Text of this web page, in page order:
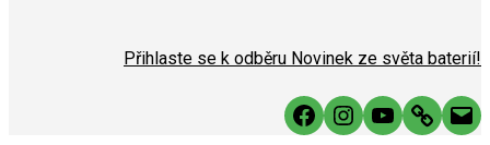
Přihlaste se k odběru Novinek ze světa baterií!
Facebook
Instagram
YouTube
Link